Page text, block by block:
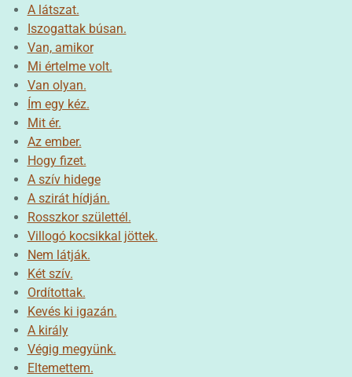
A látszat.
Iszogattak búsan.
Van, amikor
Mi értelme volt.
Van olyan.
Ím egy kéz.
Mit ér.
Az ember.
Hogy fizet.
A szív hidege
A szirát hídján.
Rosszkor születtél.
Villogó kocsikkal jöttek.
Nem látják.
Két szív.
Ordítottak.
Kevés ki igazán.
A király
Végig megyünk.
Eltemettem.